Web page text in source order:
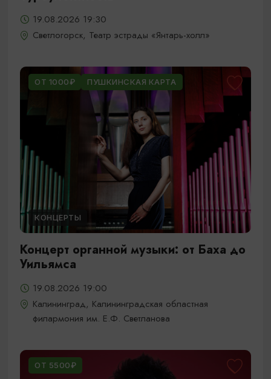
19.08.2026 19:30
Светлогорск, Театр эстрады «Янтарь-холл»
ОТ 1000₽ ПУШКИНСКАЯ КАРТА
КОНЦЕРТЫ
Концерт органной музыки: от Баха до
Уильямса
19.08.2026 19:00
Калининград, Калининградская областная
филармония им. Е.Ф. Светланова
ОТ 5500₽